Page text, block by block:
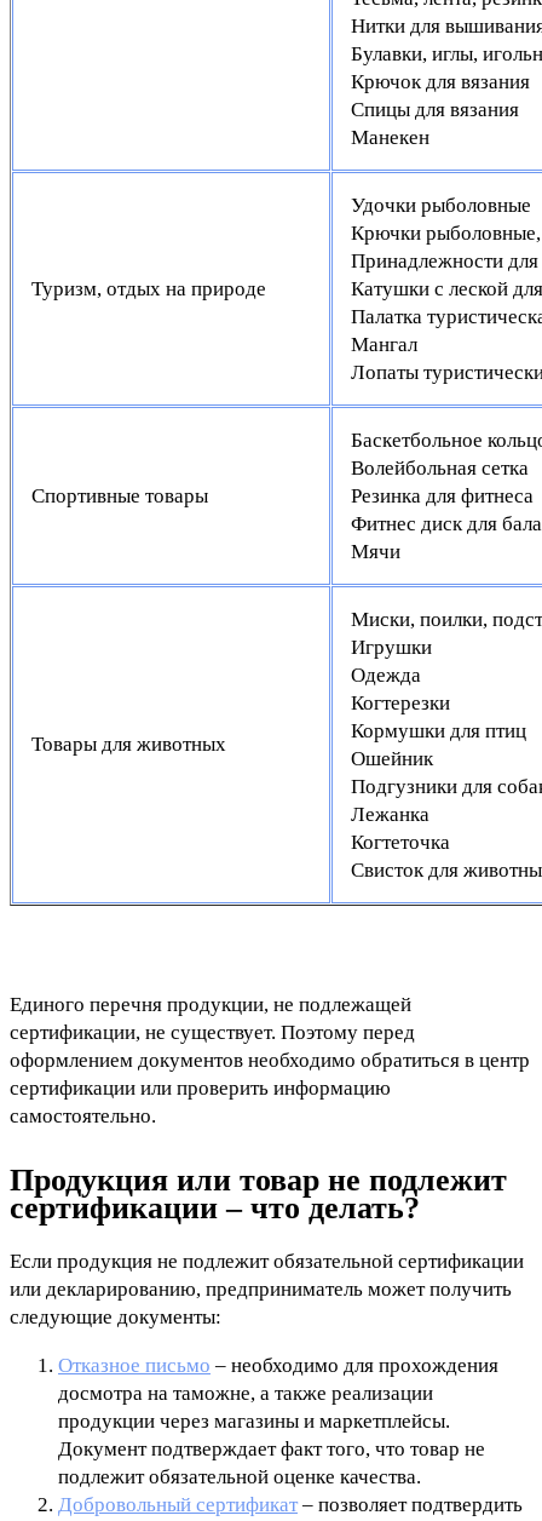
Нитки для
Булавки, иглы,
Крючок для вязания
Спицы для вязания
Манекен
Туризм, отдых на природе
Удочки рыболовные
Крючки рыболовные,
Принадлежности
Катушки с леской
Палатка
Мангал
Лопаты
Спортивные товары
Баскетбольное
Волейбольная сетка
Резинка для фитнеса
Фитнес диск для
Мячи
Товары для животных
Миски, поилки,
Игрушки
Одежда
Когтерезки
Кормушки для птиц
Ошейник
Подгузники для
Лежанка
Когтеточка
Свисток для
Единого перечня продукции, не подлежащей
сертификации, не существует. Поэтому перед
оформлением документов необходимо обратиться в центр
сертификации или проверить информацию
самостоятельно.
Продукция или товар не подлежит
сертификации – что делать?
Если продукция не подлежит обязательной сертификации
или декларированию, предприниматель может получить
следующие документы:
Отказное письмо – необходимо для прохождения
досмотра на таможне, а также реализации
продукции через магазины и маркетплейсы.
Документ подтверждает факт того, что товар не
подлежит обязательной оценке качества.
Добровольный сертификат– позволяет подтвердить